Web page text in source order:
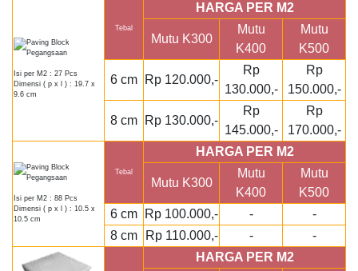
Isi per M2 : 27 Pcs
Dimensi ( p x l ) : 19.7 x
9.6 cm
Tebal
HARGA PER M2
Mutu K300
Mutu
K400
Mutu
K500
6 cm Rp 120.000,-
Rp
130.000,-
Rp
150.000,-
8 cm Rp 130.000,-
Rp
145.000,-
Rp
170.000,-
Isi per M2 : 88 Pcs
Dimensi ( p x l ) : 10.5 x
10.5 cm
Tebal
HARGA PER M2
Mutu K300
Mutu
K400
Mutu
K500
6 cm
Rp 100.000,- -
-
8 cm
Rp 110.000,- - -
HARGA PER M2